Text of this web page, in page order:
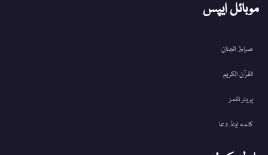
موبائل ایپس
صراط الجنان
القرآن الکریم
پریئر ٹائمز
کلمہ اینڈ دعا